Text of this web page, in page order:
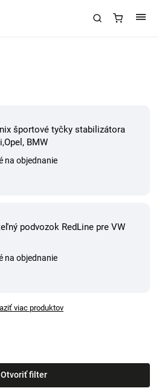
športové tyčky stabilizátora
BMW
na objednanie
podvozok RedLine pre VW
na objednanie
viac produktov
Otvoriť filter